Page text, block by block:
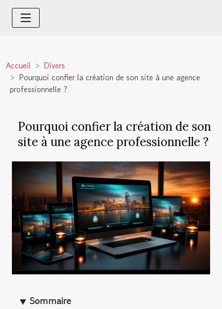
Accueil
Divers
Pourquoi confier la création de son site à une agence
professionnelle ?
Pourquoi confier la création de son
site à une agence professionnelle ?
Sommaire